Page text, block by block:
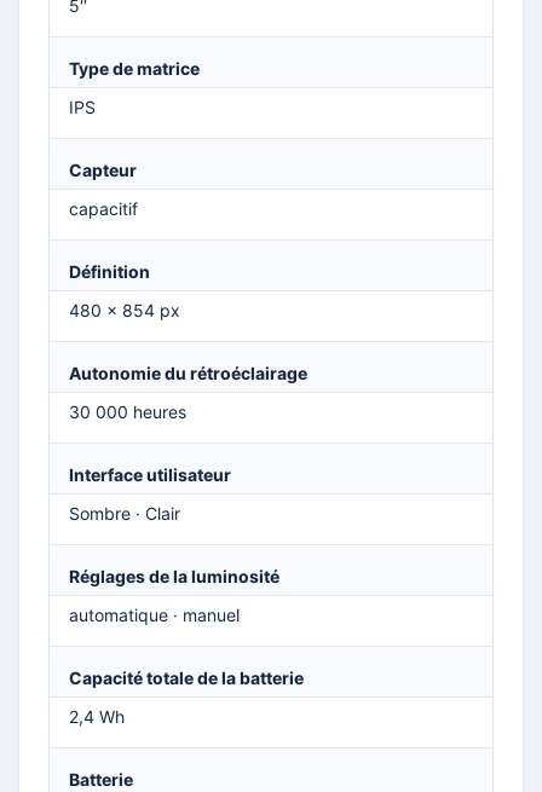
5′′
Type de matrice
IPS
Capteur
capacitif
Définition
480 × 854 px
Autonomie du rétroéclairage
30 000 heures
Interface utilisateur
Sombre · Clair
Réglages de la luminosité
automatique · manuel
Capacité totale de la batterie
2,4 Wh
Batterie